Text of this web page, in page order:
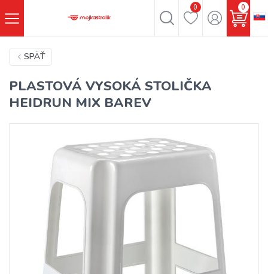
0 0
SPÄŤ
PLASTOVÁ VYSOKÁ STOLIČKA
HEIDRUN MIX BAREV